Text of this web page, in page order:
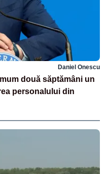
Daniel Onescu
două săptămâni un
personalului din